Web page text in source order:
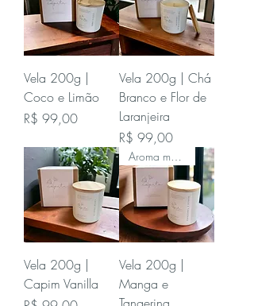
Vela 200g |
Coco e Limão
Preço
R$ 99,00
Vela 200g | Chá
Branco e Flor de
Laranjeira
Preço
R$ 99,00
Vela 200g |
Capim Vanilla
Aroma mais vendido
Vela 200g |
Manga e